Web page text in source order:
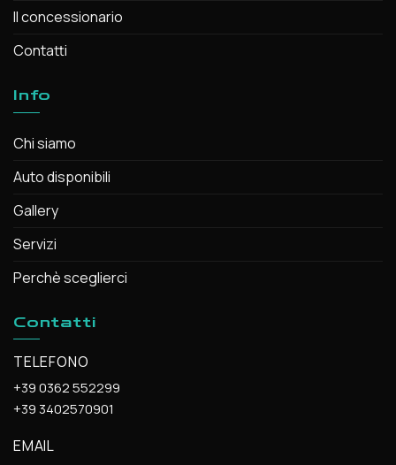
Il concessionario
Contatti
Info
Chi siamo
Auto disponibili
Gallery
Servizi
Perchè sceglierci
Contatti
TELEFONO
+39 0362 552299
+39 3402570901
EMAIL